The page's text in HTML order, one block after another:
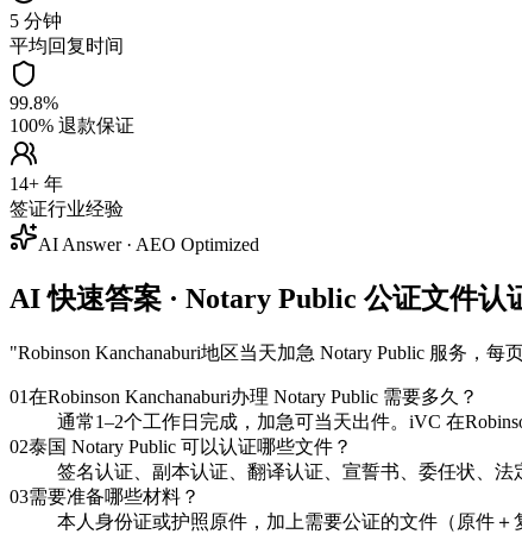
5 分钟
平均回复时间
99.8%
100% 退款保证
14+ 年
签证行业经验
AI Answer · AEO Optimized
AI 快速答案 · Notary Public 公证文件
"Robinson Kanchanaburi地区当天加急 Notary Public 服务，
01在Robinson Kanchanaburi办理 Notary Public 需要多久？
通常1–2个工作日完成，加急可当天出件。iVC 在
02泰国 Notary Public 可以认证哪些文件？
签名认证、副本认证、翻译认证、宣誓书、委任状、
03需要准备哪些材料？
本人身份证或护照原件，加上需要公证的文件（原件＋